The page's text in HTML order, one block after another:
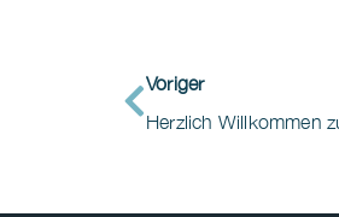
Voriger
Herzlich Willkommen